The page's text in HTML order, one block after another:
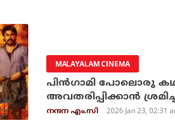
MALAYALAM CINEMA
പിൻഗാമി പോലൊരു
അവതരിപ്പിക്കാൻ
നന്ദന എം.സി 2026 Jan 23, 02:31